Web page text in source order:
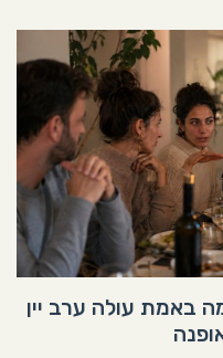
באמת עולה ערב יין